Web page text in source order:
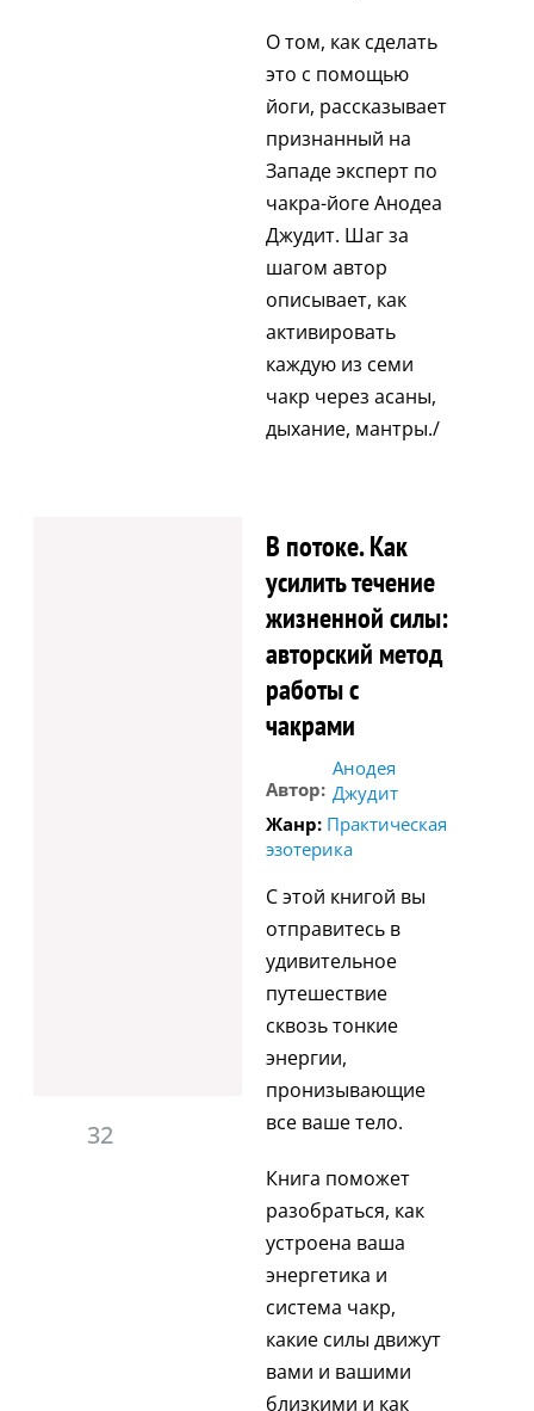
О том, как сделать
это с помощью
йоги, рассказывает
признанный на
Западе эксперт по
чакра-йоге Анодеа
Джудит. Шаг за
шагом автор
описывает, как
активировать
каждую из семи
чакр через асаны,
дыхание, мантры./
32
В потоке. Как
усилить течение
жизненной силы:
авторский метод
работы с
чакрами
Автор:
Анодея
Джудит
Жанр: Практическая
эзотерика
С этой книгой вы
отправитесь в
удивительное
путешествие
сквозь тонкие
энергии,
пронизывающие
все ваше тело.
Книга поможет
разобраться, как
устроена ваша
энергетика и
система чакр,
какие силы движут
вами и вашими
близкими и как